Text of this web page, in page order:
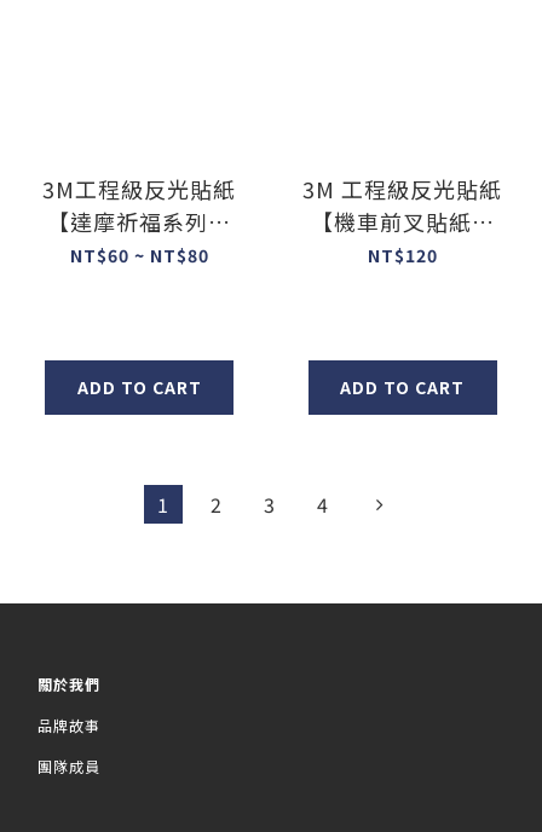
3M工程級反光貼紙
【達摩祈福系列】
防水抗UV 車身貼紙
NT$60 ~ NT$80
ADD TO CART
3M 工程級反光貼紙
【機車前叉貼紙】
防水抗UV 車身貼紙
NT$120
ADD TO CART
1 2 3 4
關於我們
品牌故事
團隊成員